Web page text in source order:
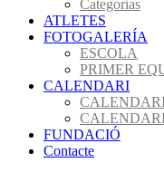
Categorías
ATLETES
FOTOGALERÍA
ESCOLA
PRIMER
CALENDARI
FUNDACIÓ
Contacte